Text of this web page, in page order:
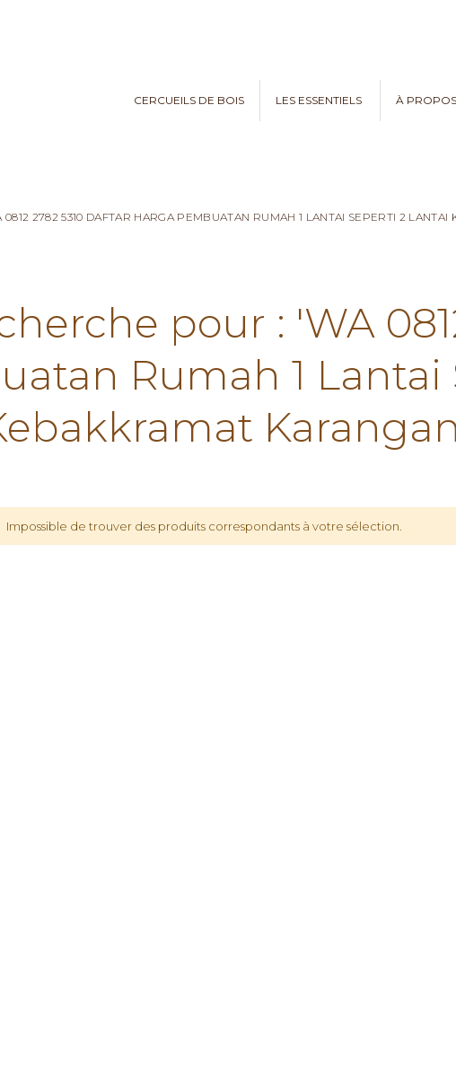
CERCUEILS DE BOIS LES ESSENTIELS À PROPOS
2782 5310 DAFTAR HARGA PEMBUATAN RUMAH 1 LANTAI SEPERTI 2
pour : 'WA
Rumah 1
Impossible de trouver des produits correspondants à votre sélection.